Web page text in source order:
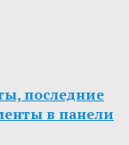
последние
в панели